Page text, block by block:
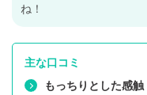
ね！
主な口コミ
もっちりとした感触